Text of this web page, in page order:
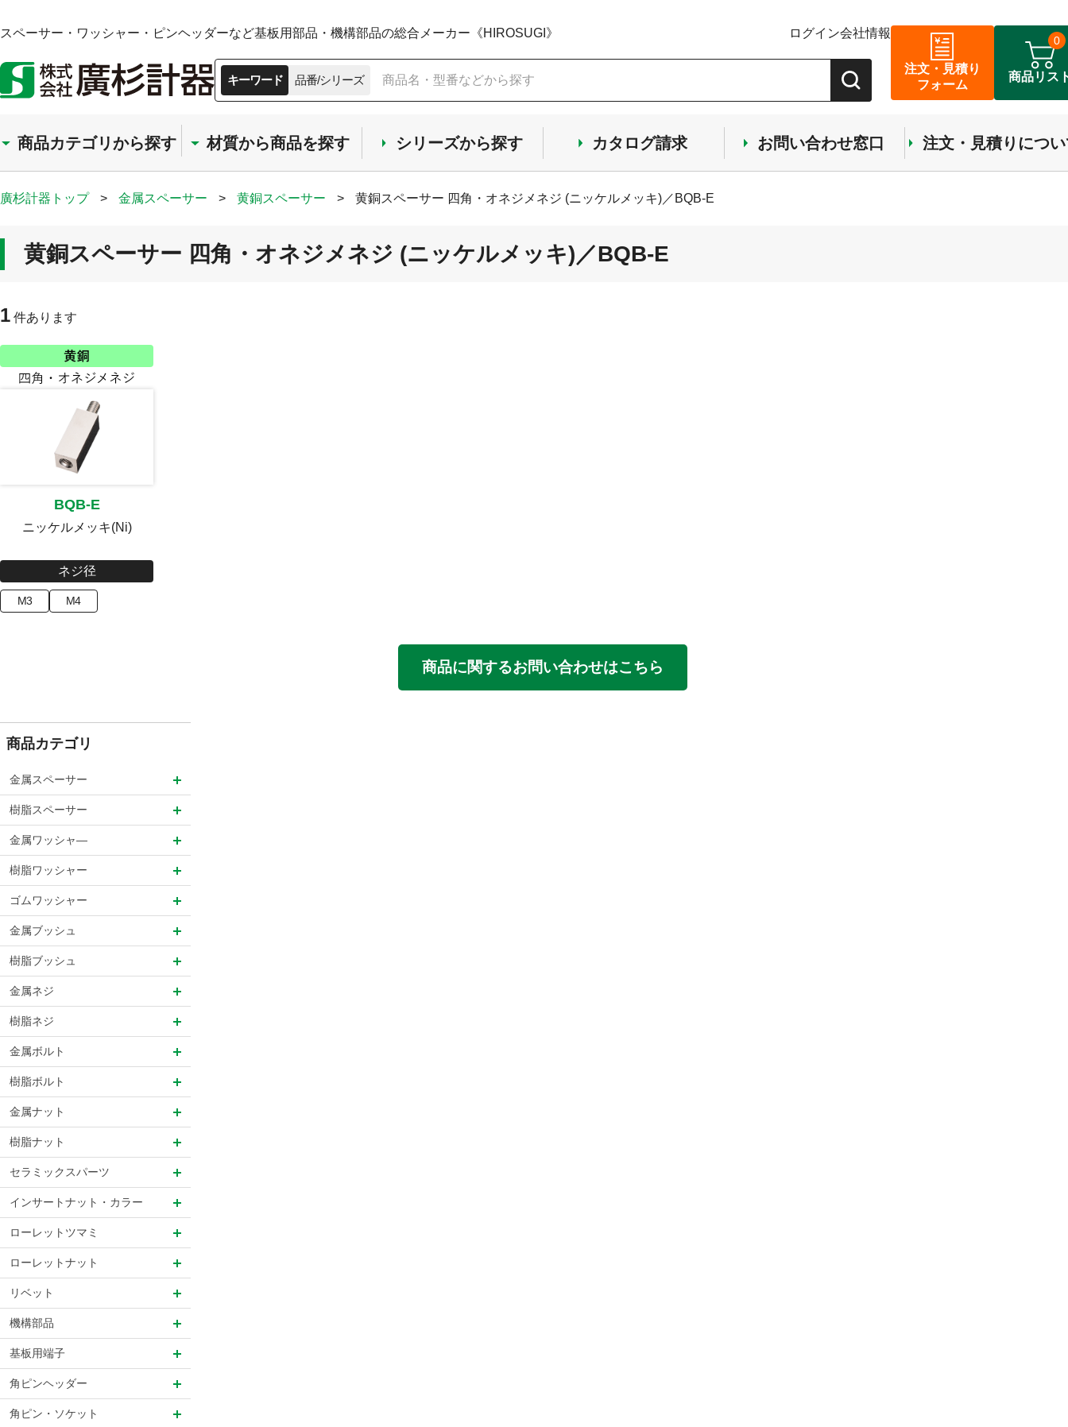
スペーサー・ワッシャー・ピンヘッダーなど基板用部品・機構部品の総合メーカー《HIROSUGI》 ログイン会社情報
キーワード 品番/シリーズ
注文・見積り
フォーム
商品リス
0
商品カテゴリから探す 材質から商品を探す シリーズから探す カタログ請求 お問い合わせ窓口 注文・見積りにつ
廣杉計器トップ > 金属スペーサー > 黄銅スペーサー > 黄銅スペーサー 四角・オネジメネジ (ニッケルメッキ)／BQB-E
黄銅スペーサー 四角・オネジメネジ (ニッケルメッキ)／BQB-E
1 件あります
BQB-E
ニッケルメッキ(Ni)
ネジ径
M3 M4
商品に関するお問い合わせはこちら
商品カテゴリ
金属スペーサー
樹脂スペーサー
金属ワッシャ―
樹脂ワッシャー
ゴムワッシャー
金属ブッシュ
樹脂ブッシュ
金属ネジ
樹脂ネジ
金属ボルト
樹脂ボルト
金属ナット
樹脂ナット
セラミックスパーツ
インサートナット・カラー
ローレットツマミ
ローレットナット
リベット
機構部品
基板用端子
角ピンヘッダー
角ピン・ソケット